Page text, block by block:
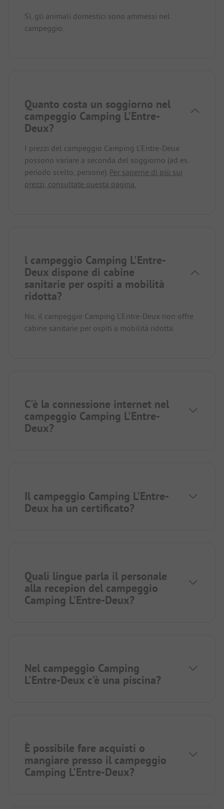
Sì, gli animali domestici sono ammessi nel
campeggio.
Quanto costa un soggiorno nel
campeggio Camping L'Entre-
Deux?
I prezzi del campeggio Camping L'Entre-Deux
possono variare a seconda del soggiorno (ad es.
periodo scelto, persone). Per saperne di più sui
prezzi, consultate questa pagina.
l campeggio Camping L'Entre-
Deux dispone di cabine
sanitarie per ospiti a mobilità
ridotta?
No, il campeggio Camping L'Entre-Deux non offre
cabine sanitarie per ospiti a mobilità ridotta.
C'è la connessione internet nel
campeggio Camping L'Entre-
Deux?
Il campeggio Camping L'Entre-
Deux ha un certificato?
Quali lingue parla il personale
alla recepion del campeggio
Camping L'Entre-Deux?
Nel campeggio Camping
L'Entre-Deux c’è una piscina?
È possibile fare acquisti o
mangiare presso il campeggio
Camping L'Entre-Deux?